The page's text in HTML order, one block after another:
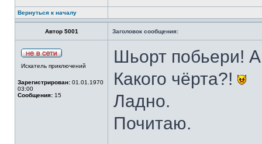
Вернуться к началу
Автор 5001 Заголовок сообщения:
Искатель приключений
Зарегистрирован: 01.01.1970
03:00
Сообщения: 15
Шьорт побьери!
Какого чёрта?!
Ладно.
Почитаю.